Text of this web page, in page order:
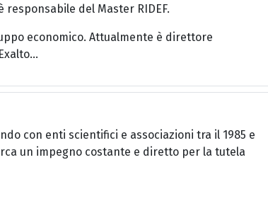
del Master RIDEF.
economico. Attualmente è direttore
con enti scientifici e associazioni tra il 1985 e
un impegno costante e diretto per la tutela